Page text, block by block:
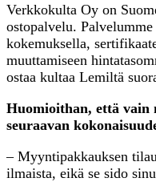
Verkkokulta Oy on
ostopalvelu.
kokemuksella,
muuttamiseen
ostaa kultaa Lemiltä
Huomioithan, että vain
seuraavan
– Myyntipakkauksen
ilmaista, eikä se sido